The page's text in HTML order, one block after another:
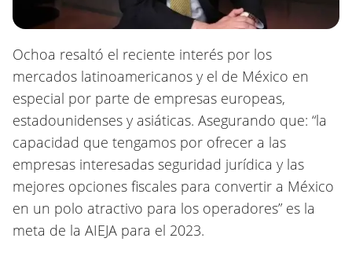
Ochoa resaltó el reciente interés por los
mercados latinoamericanos y el de México en
especial por parte de empresas europeas,
estadounidenses y asiáticas. Asegurando que: “la
capacidad que tengamos por ofrecer a las
empresas interesadas seguridad jurídica y las
mejores opciones fiscales para convertir a México
en un polo atractivo para los operadores” es la
meta de la AIEJA para el 2023.